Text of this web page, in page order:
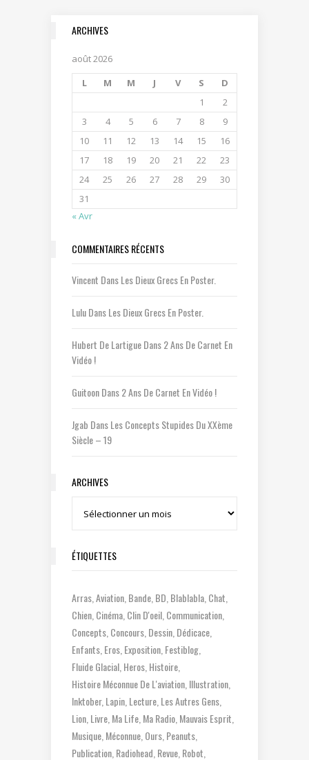
ARCHIVES
août 2026
L
M M J V S
D
1
2
3
4 5 6 7 8
9
10
11 12 13 14 15
16
17
18 19 20 21 22
23
24
25 26 27 28 29
30
31
« Avr
COMMENTAIRES RÉCENTS
Vincent DansLes Dieux Grecs En Poster.
LuluDansLes Dieux Grecs En Poster.
Hubert De LartigueDans2 Ans De Carnet En
Vidéo !
GuitoonDans2 Ans De Carnet En Vidéo !
Jgab DansLes Concepts Stupides Du XXème
Siècle – 19
ARCHIVES
Archives
ÉTIQUETTES
Arras Aviation Bande BD Blablabla Chat
Chien Cinéma Clin D'oeil Communication
Concepts Concours Dessin Dédicace
Enfants Eros Exposition Festiblog
Fluide Glacial Heros Histoire
Histoire Méconnue De L'aviation Illustration
Inktober Lapin Lecture Les Autres Gens
Lion Livre Ma Life Ma Radio Mauvais Esprit
Musique Méconnue Ours Peanuts
Publication Radiohead Revue Robot